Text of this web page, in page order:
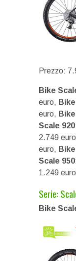
Prezzo:
Bike
euro,
euro,
Scale 920
2.749
euro,
Scale 950
1.249
Serie:
Bike